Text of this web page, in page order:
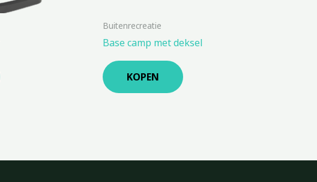
Buitenrecreatie
Base camp met deksel
KOPEN